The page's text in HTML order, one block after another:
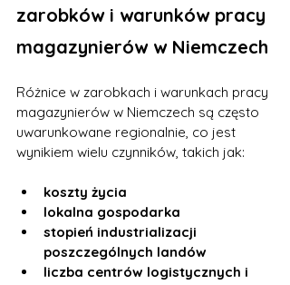
zarobków i warunków pracy
magazynierów w Niemczech
Różnice w zarobkach i warunkach pracy
magazynierów w Niemczech są często
uwarunkowane regionalnie, co jest
wynikiem wielu czynników, takich jak:
koszty życia
lokalna gospodarka
stopień industrializacji
poszczególnych landów
liczba centrów logistycznych i